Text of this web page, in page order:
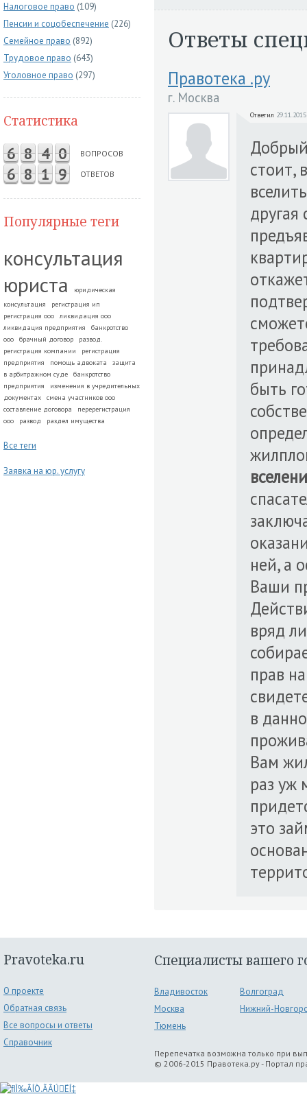
Налоговое право (109)
Пенсии и соцобеспечение (226)
Семейное право (892)
Трудовое право (643)
Уголовное право (297)
Статистика
6 8 4 0 ВОПРОСОВ
6 8 1 9 ОТВЕТОВ
Популярные теги
консультация
юриста
юридическая
консультация
регистрация ип
регистрация ооо
ликвидация ооо
ликвидация предприятия
банкротство
ооо
брачный договор
развод.
регистрация компании
регистрация
предприятия
помощь адвоката
защита
в арбитражном суде
банкротство
предприятия
изменения в учредительных
документах
смена участников ооо
составление договора
перерегистрация
ооо
развод раздел имущества
Все теги
Заявка на юр. услугу
Ответы
Правотека .ру
г. Москва
Ответил
стоит,
быть
ней, а
Ваши
вряд
прав
в
Вам
раз уж
это
Pravoteka.ru
О проекте
Обратная связь
Все вопросы и ответы
Справочник
Специалисты вашего
Владивосток
Волгоград
Москва
Нижний-
Тюмень
Перепечатка возможна только при
© 2006-2015 Правотека.ру - Портал